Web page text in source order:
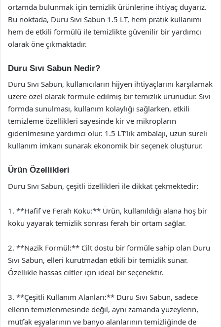
ortamda bulunmak için temizlik ürünlerine ihtiyaç duyarız.
Bu noktada, Duru Sıvı Sabun 1.5 LT, hem pratik kullanımı
hem de etkili formülü ile temizlikte güvenilir bir yardımcı
olarak öne çıkmaktadır.
Duru Sıvı Sabun Nedir?
Duru Sıvı Sabun, kullanıcıların hijyen ihtiyaçlarını karşılamak
üzere özel olarak formüle edilmiş bir temizlik ürünüdür. Sıvı
formda sunulması, kullanım kolaylığı sağlarken, etkili
temizleme özellikleri sayesinde kir ve mikropların
giderilmesine yardımcı olur. 1.5 LT’lik ambalajı, uzun süreli
kullanım imkanı sunarak ekonomik bir seçenek oluşturur.
Ürün Özellikleri
Duru Sıvı Sabun, çeşitli özellikleri ile dikkat çekmektedir:
1. **Hafif ve Ferah Koku:** Ürün, kullanıldığı alana hoş bir
koku yayarak temizlik sonrası ferah bir ortam sağlar.
2. **Nazik Formül:** Cilt dostu bir formüle sahip olan Duru
Sıvı Sabun, elleri kurutmadan etkili bir temizlik sunar.
Özellikle hassas ciltler için ideal bir seçenektir.
3. **Çeşitli Kullanım Alanları:** Duru Sıvı Sabun, sadece
ellerin temizlenmesinde değil, aynı zamanda yüzeylerin,
mutfak eşyalarının ve banyo alanlarının temizliğinde de